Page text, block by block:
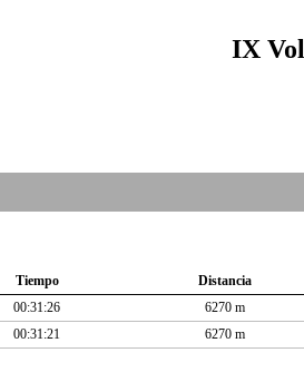
IX
Tiempo Distancia
00:31:26 6270 m
00:31:21 6270 m